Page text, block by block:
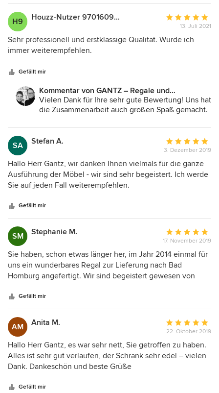
- für uns stehen Verarbeitungsqualität,
Funktionalität und Service an erster Stelle. Wir
versuchen stets aus der gegebenen Situation das
beste herauszuholen. Beispielsweise die
Schwerlastschubladen für je zwei Getränkekisten,
die die Tiefe der Nische optimal ausnutzen. Die
Preis - den wir auf jeden Fall und zu jedem
wünschen Ihnen noch lange Freude an Ihrem
Schrank!
H9 Houzz-Nutzer 97016092830
Bewertung:
5
13. Juli 2021
Sehr professionell und erstklassige Qualität. Würde ich
immer weiterempfehlen.
Gefällt mir
Kommentar von GANTZ – Regale und
Einbauschränke nach Maß:
Vielen Dank für Ihre sehr gute Bewertung! Uns hat
die Zusammenarbeit auch großen Spaß gemacht.
SA Stefan A.
Bewertung:
5
von
3. Dezember 2019
Hallo Herr Gantz, wir danken Ihnen vielmals für die ganze
Ausführung der Möbel - wir sind sehr begeistert. Ich werde
Sie auf jeden Fall weiterempfehlen.
Gefällt mir
SM Stephanie M.
Bewertung:
5
von
5
17. November 2019
Sie haben, schon etwas länger her, im Jahr 2014 einmal für
uns ein wunderbares Regal zur Lieferung nach Bad
Homburg angefertigt. Wir sind begeistert gewesen von
Gefällt mir
AM Anita M.
Bewertung:
5
von
22. Oktober 2019
Hallo Herr Gantz, es war sehr nett, Sie getroffen zu haben.
Alles ist sehr gut verlaufen, der Schrank sehr edel – vielen
Dank. Dankeschön und beste Grüße
Gefällt mir